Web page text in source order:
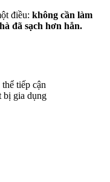
điều: không cần làm
đã sạch hơn hẳn.
tiếp cận
bị gia dụng